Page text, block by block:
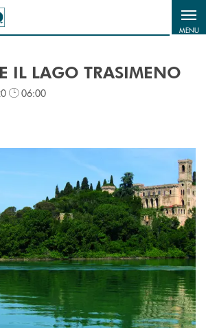
MENU
IL LAGO TRASIMENO
06:00